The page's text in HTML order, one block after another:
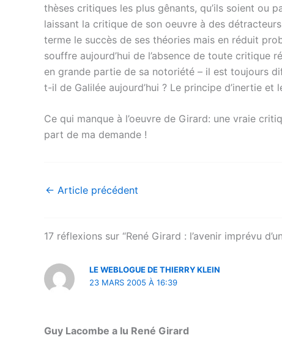
thèses critiques les plus gênants, qu’ils soient ou
laissant la critique de son oeuvre à des
terme le succès de ses théories mais en réduit
souffre aujourd’hui de l’absence de toute critique
en grande partie de sa notoriété – il est toujours
t-il de Galilée aujourd’hui ? Le principe d’inertie et
Ce qui manque à l’oeuvre de Girard: une vraie
part de ma demande !
← Article précédent
17 réflexions sur “René Girard : l’avenir imprévu
LE WEBLOGUE DE THIERRY KLEIN
23 MARS 2005 À 16:39
Guy Lacombe a lu René Girard